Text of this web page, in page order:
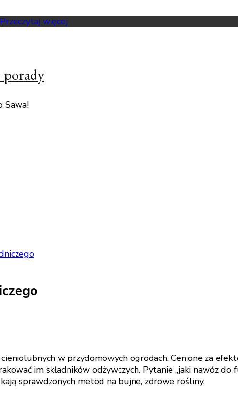
Przeczytaj więcej
porady
Sawa!
w przydomowych ogrodach. Cenione za
im składników odżywczych. Pytanie „jaki nawóz do
sprawdzonych metod na bujne, zdrowe rośliny.